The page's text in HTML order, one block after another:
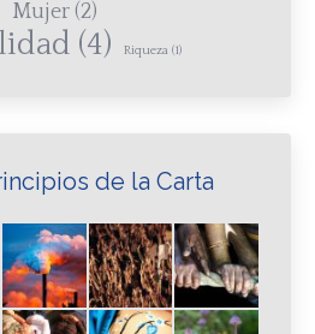
Mujer (2)
(4) Riqueza (1)
de la Carta